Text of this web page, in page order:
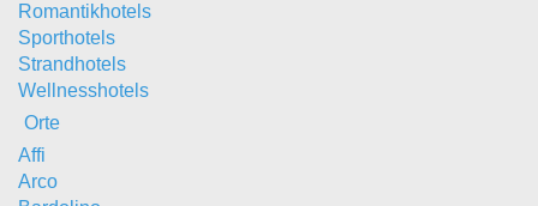
Romantikhotels
Sporthotels
Strandhotels
Wellnesshotels
Orte
Affi
Arco